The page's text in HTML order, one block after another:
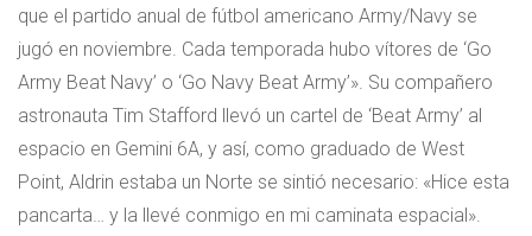
que el partido anual de fútbol americano Army/Navy se
jugó en noviembre. Cada temporada hubo vítores de ‘Go
Army Beat Navy’ o ‘Go Navy Beat Army’». Su compañero
astronauta Tim Stafford llevó un cartel de ‘Beat Army’ al
espacio en Gemini 6A, y así, como graduado de West
Point, Aldrin estaba un Norte se sintió necesario: «Hice esta
pancarta… y la llevé conmigo en mi caminata espacial».